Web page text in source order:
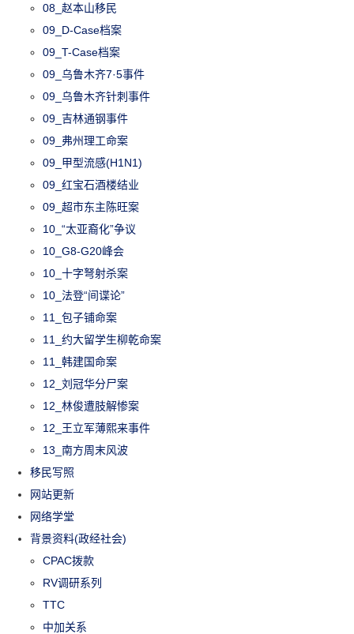
08_赵本山移民
09_D-Case档案
09_T-Case档案
09_乌鲁木齐7·5事件
09_乌鲁木齐针刺事件
09_吉林通钢事件
09_弗州理工命案
09_甲型流感(H1N1)
09_红宝石酒楼结业
09_超市东主陈旺案
10_“太亚裔化”争议
10_G8-G20峰会
10_十字弩射杀案
10_法登“间谍论”
11_包子铺命案
11_约大留学生柳乾命案
11_韩建国命案
12_刘冠华分尸案
12_林俊遭肢解惨案
12_王立军薄熙来事件
13_南方周末风波
移民写照
网站更新
网络学堂
背景资料(政经社会)
CPAC拨款
RV调研系列
TTC
中加关系